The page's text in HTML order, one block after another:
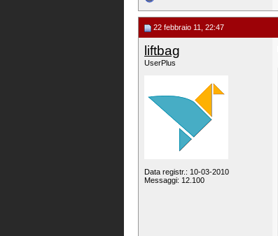
22 febbraio 11, 22:47
liftbag
UserPlus
Data registr.: 10-03-2010
Messaggi: 12.100